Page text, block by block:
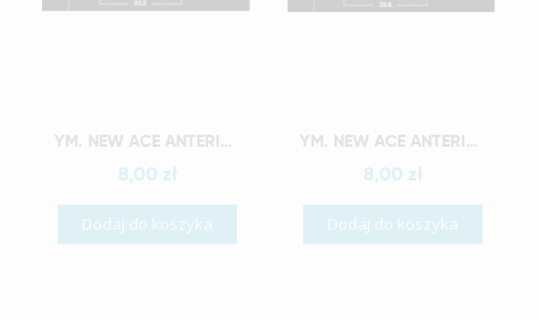
Szybki podgląd YM. NEW ACE ANTERIOR - AKRYLOWE ZĘBY SZTUCZNE - C1-L3
8,00 zł
Dodaj do koszyka
Szybki podgląd YM. NEW ACE ANTERIOR - AKRYLOWE ZĘBY SZTUCZNE - C1-L4
8,00 zł
Dodaj do koszyka